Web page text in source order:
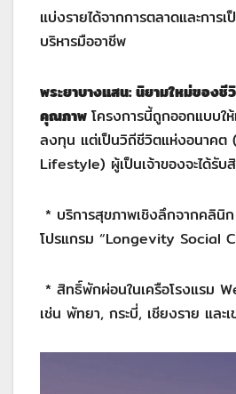
แบ่งรายได้จากการตลาดและการ
บริหารมืออาชีพ
พระยาบางแสน: นิยามใหม่ของชี
คุณภาพ โครงการนี้ถูกออกแบบใ
ลงทุน แต่เป็นวิถีชีวิตแห่งอนาค
Lifestyle) ผู้เป็นเจ้าของจะได้รับ
* บริการสุขภาพเชิงลึกจากคลินิ
โปรแกรม “Longevity Social
* สิทธิ์พักผ่อนในเครือโรงแรม
เช่น พัทยา, กระบี่, เชียงราย และ